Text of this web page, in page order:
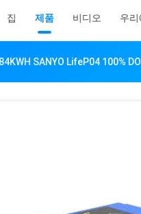
집 제품 비디오 우리
SANYO LifeP04 100%